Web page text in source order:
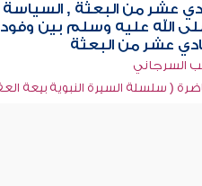
عشر من البعثة , السياسة
الله عليه وسلم بين
عشر من البعثة
السرجاني
( سلسلة السيرة النبوية بيعة